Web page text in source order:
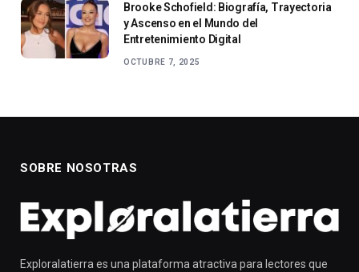
Brooke Schofield: Biografía, Trayectoria
y Ascenso en el Mundo del
Entretenimiento Digital
OCTUBRE 7, 2025
SOBRE NOSOTRAS
Exploralatierra es una plataforma atractiva para lectores que